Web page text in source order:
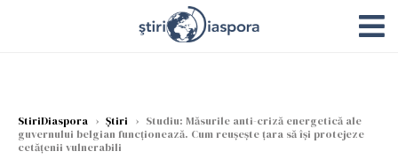
StiriDiaspora › Știri › Studiu: Măsurile anti-criză energetică ale
guvernului belgian funcționează. Cum reușește țara să își protejeze
cetățenii vulnerabili